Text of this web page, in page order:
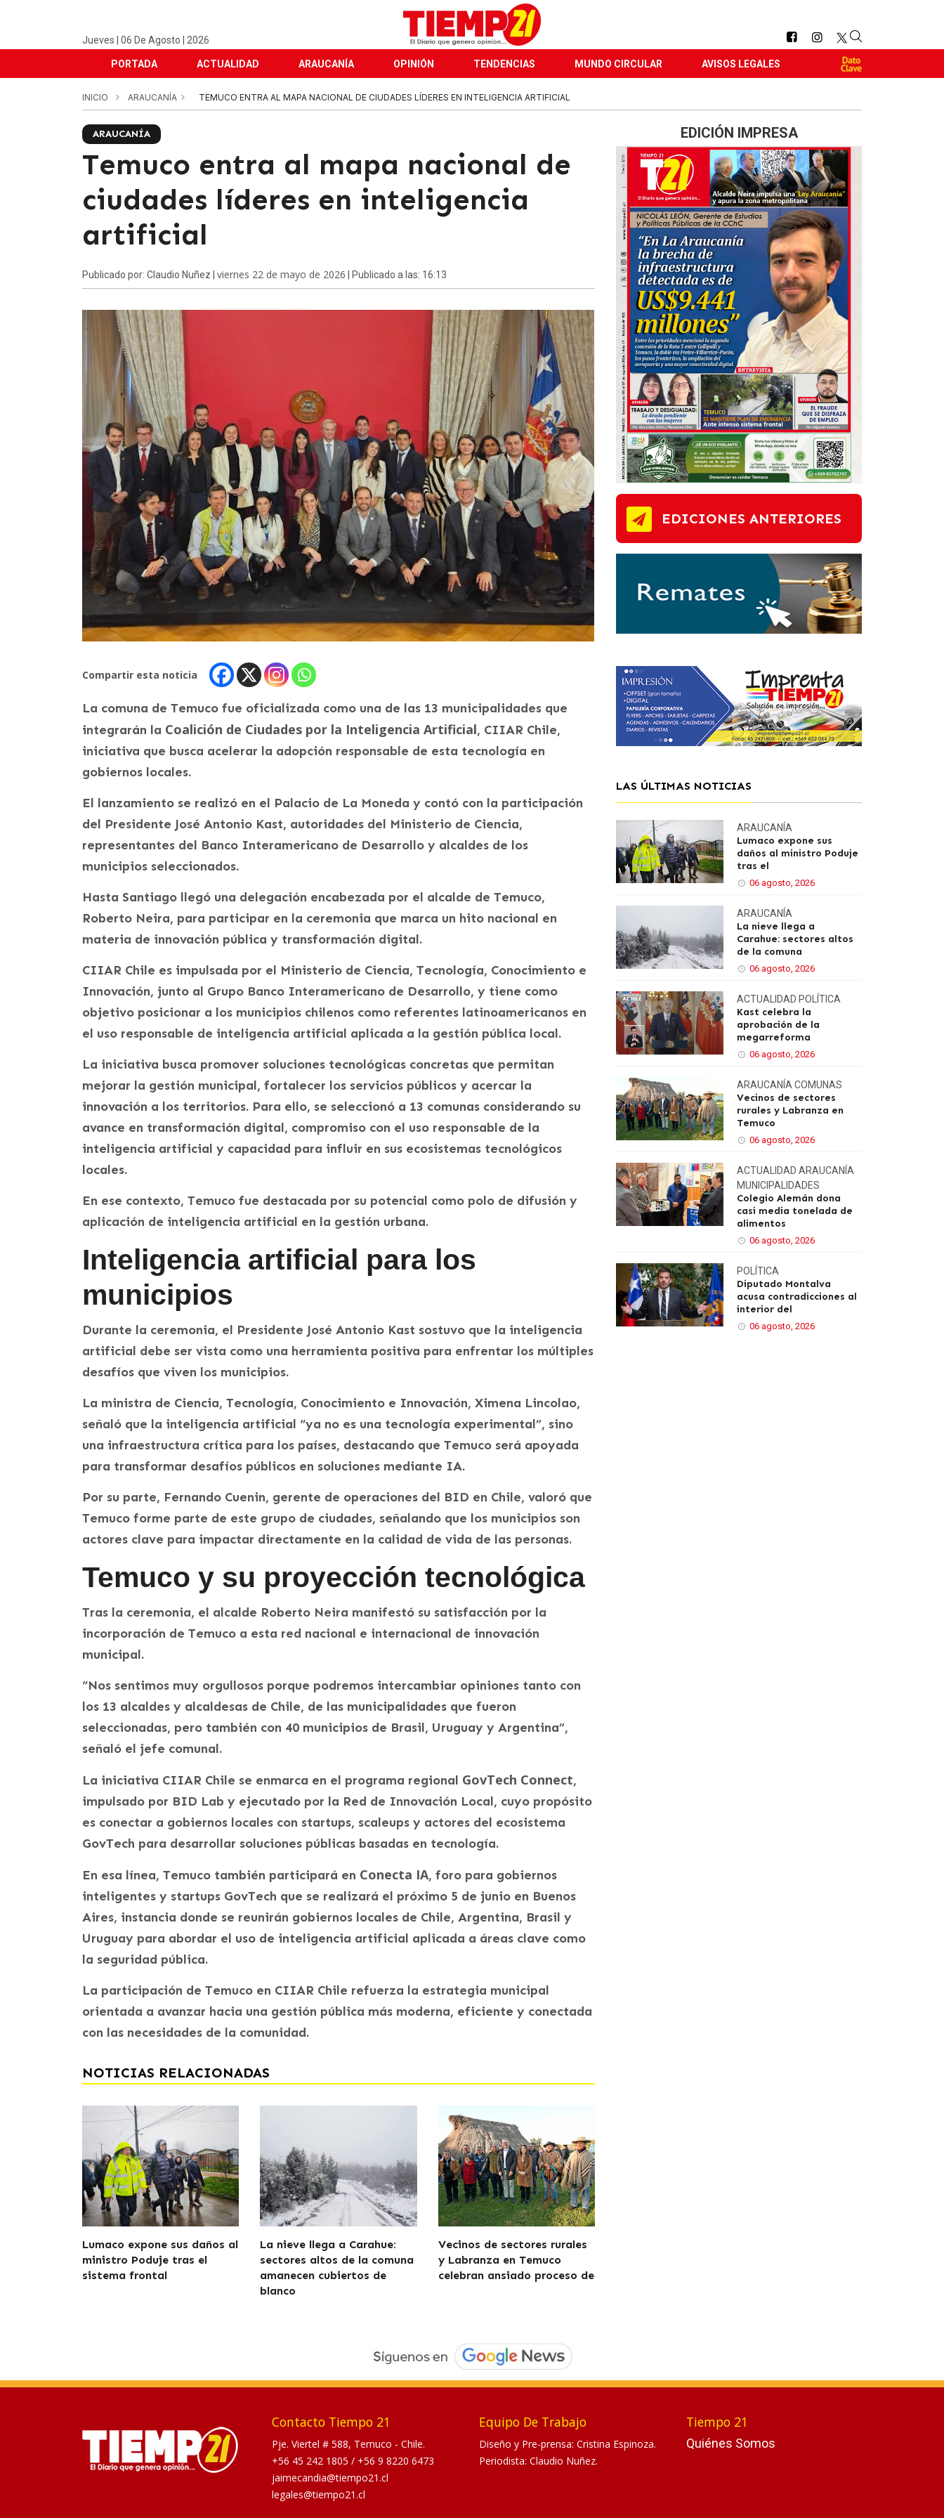
Jueves | 06 De Agosto | 2026
PORTADA ACTUALIDAD ARAUCANÍA OPINIÓN TENDENCIAS MUNDO CIRCULAR AVISOS LEGALES
INICIO ARAUCANÍA TEMUCO ENTRA AL MAPA NACIONAL DE CIUDADES LÍDERES EN INTELIGENCIA ARTIFICIAL
ARAUCANÍA
Temuco entra al mapa nacional de
ciudades líderes en inteligencia
artificial
Publicado por: Claudio Nuñez | viernes 22 de mayo de 2026 | Publicado a las: 16:13
Compartir esta noticia
La comuna de Temuco fue oficializada como una de las 13 municipalidades que
integrarán la Coalición de Ciudades por la Inteligencia Artificial, CIIAR Chile,
iniciativa que busca acelerar la adopción responsable de esta tecnología en
gobiernos locales.
El lanzamiento se realizó en el Palacio de La Moneda y contó con la participación
del Presidente José Antonio Kast, autoridades del Ministerio de Ciencia,
representantes del Banco Interamericano de Desarrollo y alcaldes de los
municipios seleccionados.
Hasta Santiago llegó una delegación encabezada por el alcalde de Temuco,
Roberto Neira, para participar en la ceremonia que marca un hito nacional en
materia de innovación pública y transformación digital.
CIIAR Chile es impulsada por el Ministerio de Ciencia, Tecnología, Conocimiento e
Innovación, junto al Grupo Banco Interamericano de Desarrollo, y tiene como
objetivo posicionar a los municipios chilenos como referentes latinoamericanos en
el uso responsable de inteligencia artificial aplicada a la gestión pública local.
La iniciativa busca promover soluciones tecnológicas concretas que permitan
mejorar la gestión municipal, fortalecer los servicios públicos y acercar la
innovación a los territorios. Para ello, se seleccionó a 13 comunas considerando su
avance en transformación digital, compromiso con el uso responsable de la
inteligencia artificial y capacidad para influir en sus ecosistemas tecnológicos
locales.
En ese contexto, Temuco fue destacada por su potencial como polo de difusión y
aplicación de inteligencia artificial en la gestión urbana.
Inteligencia artificial para los
municipios
Durante la ceremonia, el Presidente José Antonio Kast sostuvo que la inteligencia
artificial debe ser vista como una herramienta positiva para enfrentar los múltiples
desafíos que viven los municipios.
La ministra de Ciencia, Tecnología, Conocimiento e Innovación, Ximena Lincolao,
señaló que la inteligencia artificial “ya no es una tecnología experimental”, sino
una infraestructura crítica para los países, destacando que Temuco será apoyada
para transformar desafíos públicos en soluciones mediante IA.
Por su parte, Fernando Cuenin, gerente de operaciones del BID en Chile, valoró que
Temuco forme parte de este grupo de ciudades, señalando que los municipios son
actores clave para impactar directamente en la calidad de vida de las personas.
Temuco y su proyección tecnológica
Tras la ceremonia, el alcalde Roberto Neira manifestó su satisfacción por la
incorporación de Temuco a esta red nacional e internacional de innovación
municipal.
“Nos sentimos muy orgullosos porque podremos intercambiar opiniones tanto con
los 13 alcaldes y alcaldesas de Chile, de las municipalidades que fueron
seleccionadas, pero también con 40 municipios de Brasil, Uruguay y Argentina”,
señaló el jefe comunal.
La iniciativa CIIAR Chile se enmarca en el programa regional GovTech Connect,
impulsado por BID Lab y ejecutado por la Red de Innovación Local, cuyo propósito
es conectar a gobiernos locales con startups, scaleups y actores del ecosistema
GovTech para desarrollar soluciones públicas basadas en tecnología.
En esa línea, Temuco también participará en Conecta IA, foro para gobiernos
inteligentes y startups GovTech que se realizará el próximo 5 de junio en Buenos
Aires, instancia donde se reunirán gobiernos locales de Chile, Argentina, Brasil y
Uruguay para abordar el uso de inteligencia artificial aplicada a áreas clave como
la seguridad pública.
La participación de Temuco en CIIAR Chile refuerza la estrategia municipal
orientada a avanzar hacia una gestión pública más moderna, eficiente y conectada
con las necesidades de la comunidad.
NOTICIAS RELACIONADAS
Lumaco expone sus daños al
ministro Poduje tras el
sistema frontal
La nieve llega a Carahue:
sectores altos de la comuna
amanecen cubiertos de
blanco
Vecinos de sectores rurales
y Labranza en Temuco
celebran ansiado proceso de
EDICIÓN IMPRESA
EDICIONES ANTERIORES
LAS ÚLTIMAS NOTICIAS
ARAUCANÍA
Lumaco expone sus
daños al ministro Poduje
tras el
06 agosto, 2026
ARAUCANÍA
La nieve llega a
Carahue: sectores altos
de la comuna
06 agosto, 2026
ACTUALIDAD POLÍTICA
Kast celebra la
aprobación de la
megarreforma
06 agosto, 2026
ARAUCANÍA COMUNAS
Vecinos de sectores
rurales y Labranza en
Temuco
06 agosto, 2026
ACTUALIDAD ARAUCANÍA
MUNICIPALIDADES
Colegio Alemán dona
casi media tonelada de
alimentos
06 agosto, 2026
POLÍTICA
Diputado Montalva
acusa contradicciones al
interior del
06 agosto, 2026
Contacto Tiempo 21
Pje. Viertel # 588, Temuco - Chile.
+56 45 242 1805 / +56 9 8220 6473
jaimecandia@tiempo21.cl
legales@tiempo21.cl
Equipo De Trabajo
Diseño y Pre-prensa: Cristina Espinoza.
Periodista: Claudio Nuñez.
Tiempo 21
Quiénes Somos